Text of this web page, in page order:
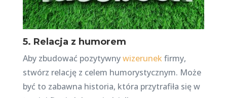
5. Relacja z humorem
Aby zbudować pozytywnywizerunekfirmy,
stwórz relację z celem humorystycznym. Może
być to zabawna historia, która przytrafiła się w